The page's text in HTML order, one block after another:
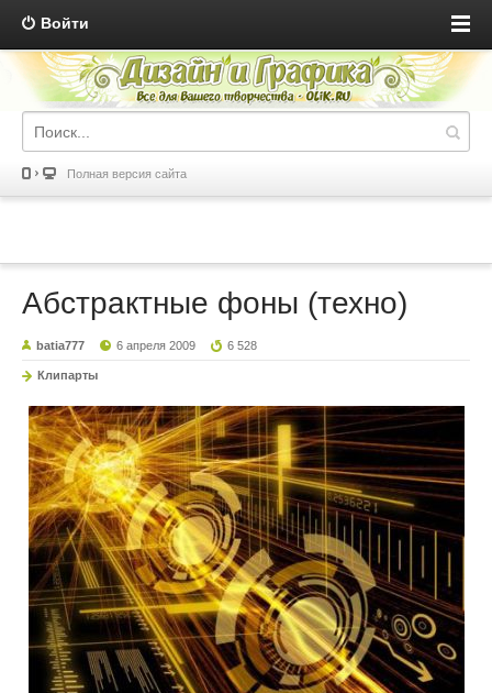
Войти
Полная версия сайта
Абстрактные фоны (техно)
batia777 6 апреля 2009 6 528
Клипарты